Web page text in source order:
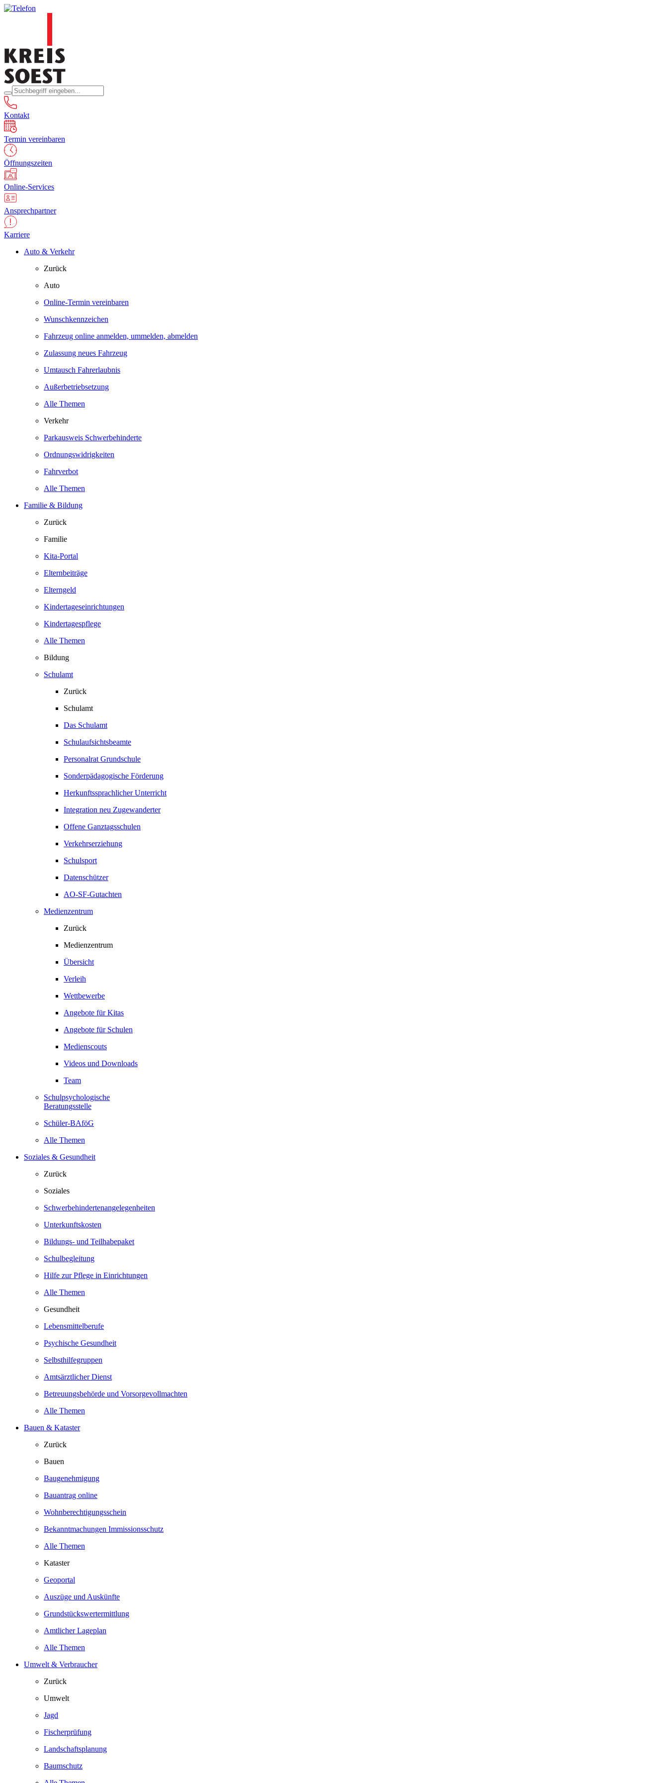
Kontakt
Termin vereinbaren
Öffnungszeiten
Online-Services
Ansprechpartner
Karriere
Auto & Verkehr
Zurück
Auto
Online-Termin vereinbaren
Wunschkennzeichen
Fahrzeug online anmelden, ummelden, abmelden
Zulassung neues Fahrzeug
Umtausch Fahrerlaubnis
Außerbetriebsetzung
Alle Themen
Verkehr
Parkausweis Schwerbehinderte
Ordnungswidrigkeiten
Fahrverbot
Alle Themen
Familie & Bildung
Zurück
Familie
Kita-Portal
Elternbeiträge
Elterngeld
Kindertageseinrichtungen
Kindertagespflege
Alle Themen
Bildung
Schulamt
Zurück
Schulamt
Das Schulamt
Schulaufsichtsbeamte
Personalrat Grundschule
Sonderpädagogische Förderung
Herkunftssprachlicher Unterricht
Integration neu Zugewanderter
Offene Ganztagsschulen
Verkehrserziehung
Schulsport
Datenschützer
AO-SF-Gutachten
Medienzentrum
Zurück
Medienzentrum
Übersicht
Verleih
Wettbewerbe
Angebote für Kitas
Angebote für Schulen
Medienscouts
Videos und Downloads
Team
Schulpsychologische
Beratungsstelle
Schüler-BAföG
Alle Themen
Soziales & Gesundheit
Zurück
Soziales
Schwerbehindertenangelegenheiten
Unterkunftskosten
Bildungs- und Teilhabepaket
Schulbegleitung
Hilfe zur Pflege in Einrichtungen
Alle Themen
Gesundheit
Lebensmittelberufe
Psychische Gesundheit
Selbsthilfegruppen
Amtsärztlicher Dienst
Betreuungsbehörde und Vorsorgevollmachten
Alle Themen
Bauen & Kataster
Zurück
Bauen
Baugenehmigung
Bauantrag online
Wohnberechtigungsschein
Bekanntmachungen Immissionsschutz
Alle Themen
Kataster
Geoportal
Auszüge und Auskünfte
Grundstückswertermittlung
Amtlicher Lageplan
Alle Themen
Umwelt & Verbraucher
Zurück
Umwelt
Jagd
Fischerprüfung
Landschaftsplanung
Baumschutz